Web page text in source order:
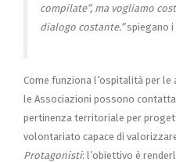
compilate”, ma vogliamo
dialogo costante.”spiegano
Come funziona l’ospitalità per le
le Associazioni possono
pertinenza territoriale per
volontariato capace di
Protagonisti: l’obiettivo è